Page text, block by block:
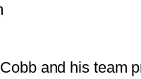
Cobb and his team p